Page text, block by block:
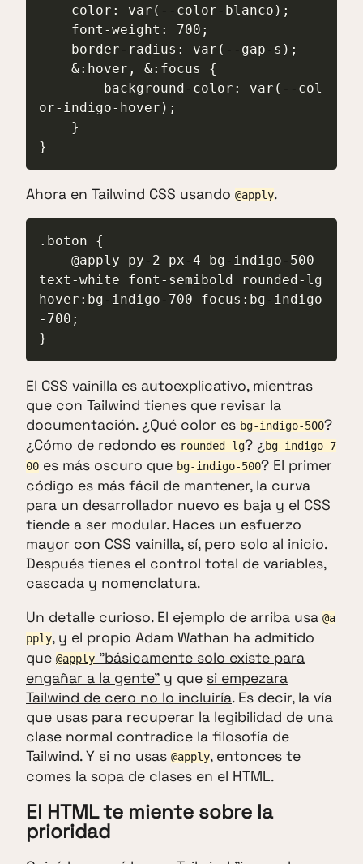
or-indigo-hover);
}
Ahora en Tailwind CSS usando @apply.
.boton {
text-white font-semibold rounded-lg
hover:bg-indigo-700 focus:bg-indigo
-700;
}
El CSS vainilla es autoexplicativo, mientras
que con Tailwind tienes que revisar la
documentación. ¿Qué color es bg-indigo-500?
¿Cómo de redondo es rounded-lg? ¿bg-indigo-7
00 es más oscuro que bg-indigo-500? El primer
código es más fácil de mantener, la curva
para un desarrollador nuevo es baja y el CSS
tiende a ser modular. Haces un esfuerzo
mayor con CSS vainilla, sí, pero solo al inicio.
Después tienes el control total de variables,
cascada y nomenclatura.
Un detalle curioso. El ejemplo de arriba usa @a
pply, y el propio Adam Wathan ha admitido
que @apply "básicamente solo existe para
engañar a la gente" y que si empezara
Tailwind de cero no lo incluiría. Es decir, la vía
que usas para recuperar la legibilidad de una
clase normal contradice la filosofía de
Tailwind. Y si no usas @apply, entonces te
comes la sopa de clases en el HTML.
El HTML te miente sobre la
prioridad